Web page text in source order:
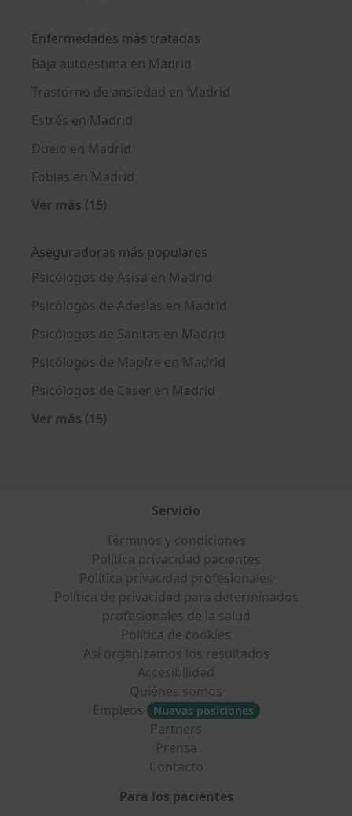
Enfermedades más tratadas
Baja autoestima en Madrid
Trastorno de ansiedad en Madrid
Estrés en Madrid
Duelo en Madrid
Fobias en Madrid
Ver más (15)
Aseguradoras más populares
Psicólogos de Asisa en Madrid
Psicólogos de Adeslas en Madrid
Psicólogos de Sanitas en Madrid
Psicólogos de Mapfre en Madrid
Psicólogos de Caser en Madrid
Ver más (15)
Servicio
Términos y condiciones
Política privacidad pacientes
Política privacidad profesionales
Política de privacidad para determinados
profesionales de la salud
Política de cookies
Así organizamos los resultados
Accesibilidad
Quiénes somos
Empleos
Nuevas posiciones
Partners
Prensa
Contacto
Para los pacientes